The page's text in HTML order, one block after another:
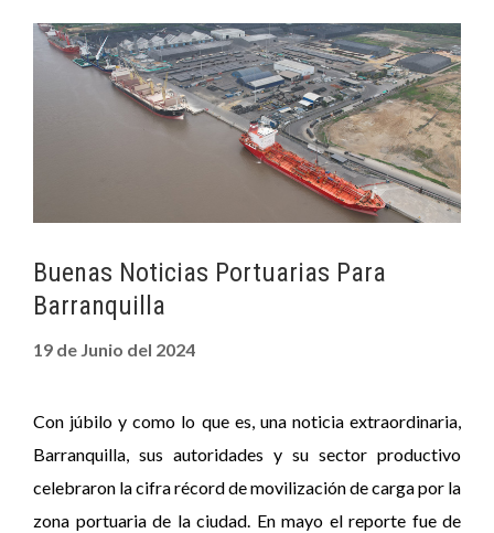
Buenas Noticias Portuarias Para
Barranquilla
19 de Junio del 2024
Con júbilo y como lo que es, una noticia extraordinaria,
Barranquilla, sus autoridades y su sector productivo
celebraron la cifra récord de movilización de carga por la
zona portuaria de la ciudad. En mayo el reporte fue de